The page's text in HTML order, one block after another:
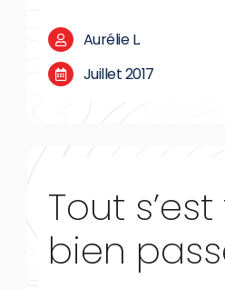
Aurélie L.
Juillet 2017
Tout
bien